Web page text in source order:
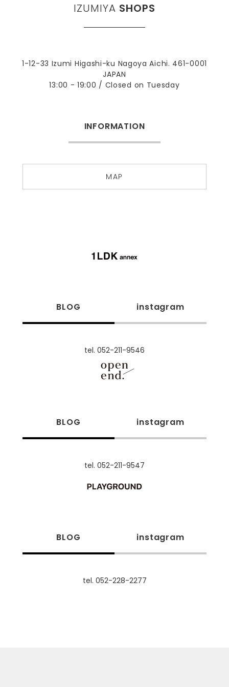
IZUMIYA SHOPS
1-12-33 Izumi Higashi-ku Nagoya Aichi. 461-0001
JAPAN
13:00 - 19:00 / Closed on Tuesday
INFORMATION
MAP
BLOG instagram
tel. 052-211-9546
BLOG instagram
tel. 052-211-9547
BLOG instagram
tel. 052-228-2277